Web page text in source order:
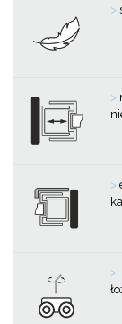
>
>
>
>